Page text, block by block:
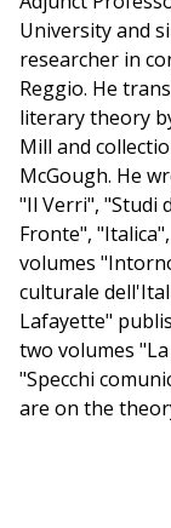
University and
researcher in
Reggio. He
literary theory
Mill and
McGough. He
"Il Verri", "Studi
Fronte",
volumes
culturale
Lafayette"
two volumes
"Specchi
are on the